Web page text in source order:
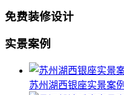
免费装修设计
实景案例
苏州湖西银座实景案例